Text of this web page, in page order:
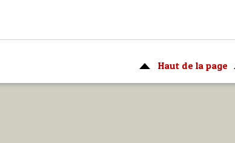
Haut de la page